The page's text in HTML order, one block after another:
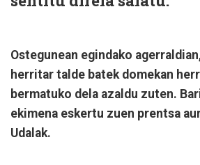
Ostegunean egindako
herritar talde batek domekan
bermatuko dela azaldu zuten.
ekimena eskertu zuen prentsa
Udalak.